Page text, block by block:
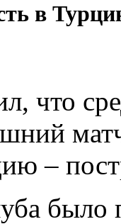
в
что
–
было